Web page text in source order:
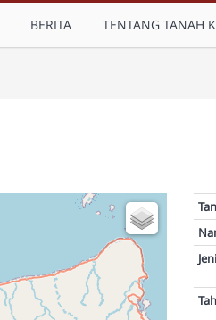
BERITA TENTANG TANAH